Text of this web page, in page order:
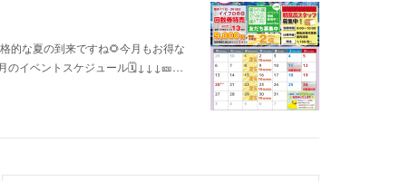
的な夏の到来ですね🌻今月もお得な
のイベントスケジュール🗓️↓↓↓🎫…